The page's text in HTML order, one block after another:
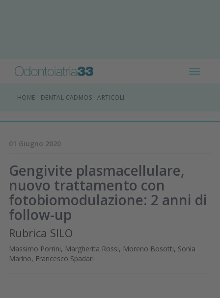
Toggle
HOME - DENTAL CADMOS-ARTICOLI
01 Giugno 2020
Gengivite plasmacellulare,
nuovo trattamento con
fotobiomodulazione: 2 anni di
follow-up
Rubrica SILO
Massimo Porrini, Margherita Rossi, Moreno Bosotti, Sonia
Marino, Francesco Spadari